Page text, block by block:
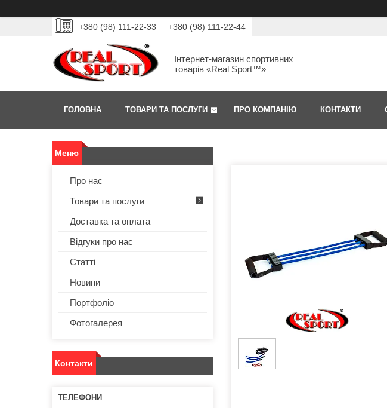
+380 (98) 111-22-33 +380 (98) 111-22-44
Інтернет-магазин спортивних
товарів «Real Sport™»
ГОЛОВНА ТОВАРИ ТА ПОСЛУГИ ПРО КОМПАНІЮ КОНТАКТИ
Про нас
Товари та послуги
Доставка та оплата
Відгуки про нас
Статті
Новини
Портфоліо
Фотогалерея
Контакти